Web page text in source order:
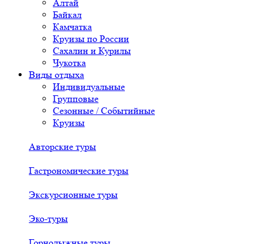
Алтай
Байкал
Камчатка
Круизы по России
Сахалин и Курилы
Чукотка
Виды отдыха
Индивидуальные
Групповые
Сезонные / Событийные
Круизы
Авторские туры
Гастрономические туры
Экскурсионные туры
Эко-туры